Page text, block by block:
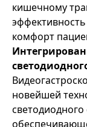
кишечному
комфорт
новейшей